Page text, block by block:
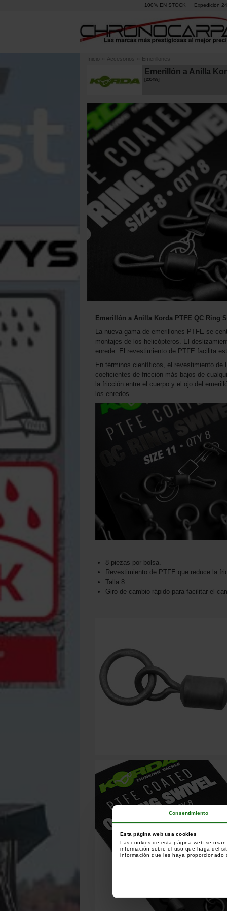
Consentimiento
Esta página web usa cookies
Las cookies de esta página web se
información sobre el uso que haga del
información que les haya
100% EN STOCK Expedición
Inicio » Accesorios » Emerillones
Emerillón a Anilla
233499]
Emerillón a Anilla Korda PTFE QC Ring
La nueva gama de emerillones PTFE se
montajes de los helicópteros. El
enrede. El revestimiento de PTFE facilita
En términos científicos, el revestimiento
coeficientes de fricción más bajos de
la fricción entre el cuerpo y el ojo del
los enredos.
8 piezas por bolsa.
Revestimiento de PTFE que reduce la
Talla 8.
Giro de cambio rápido para facilitar el